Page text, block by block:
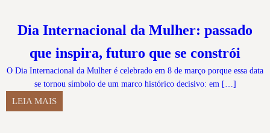
Dia Internacional da Mulher: passado
que inspira, futuro que se constrói
O Dia Internacional da Mulher é celebrado em 8 de março porque essa data
se tornou símbolo de um marco histórico decisivo: em […]
LEIA MAIS